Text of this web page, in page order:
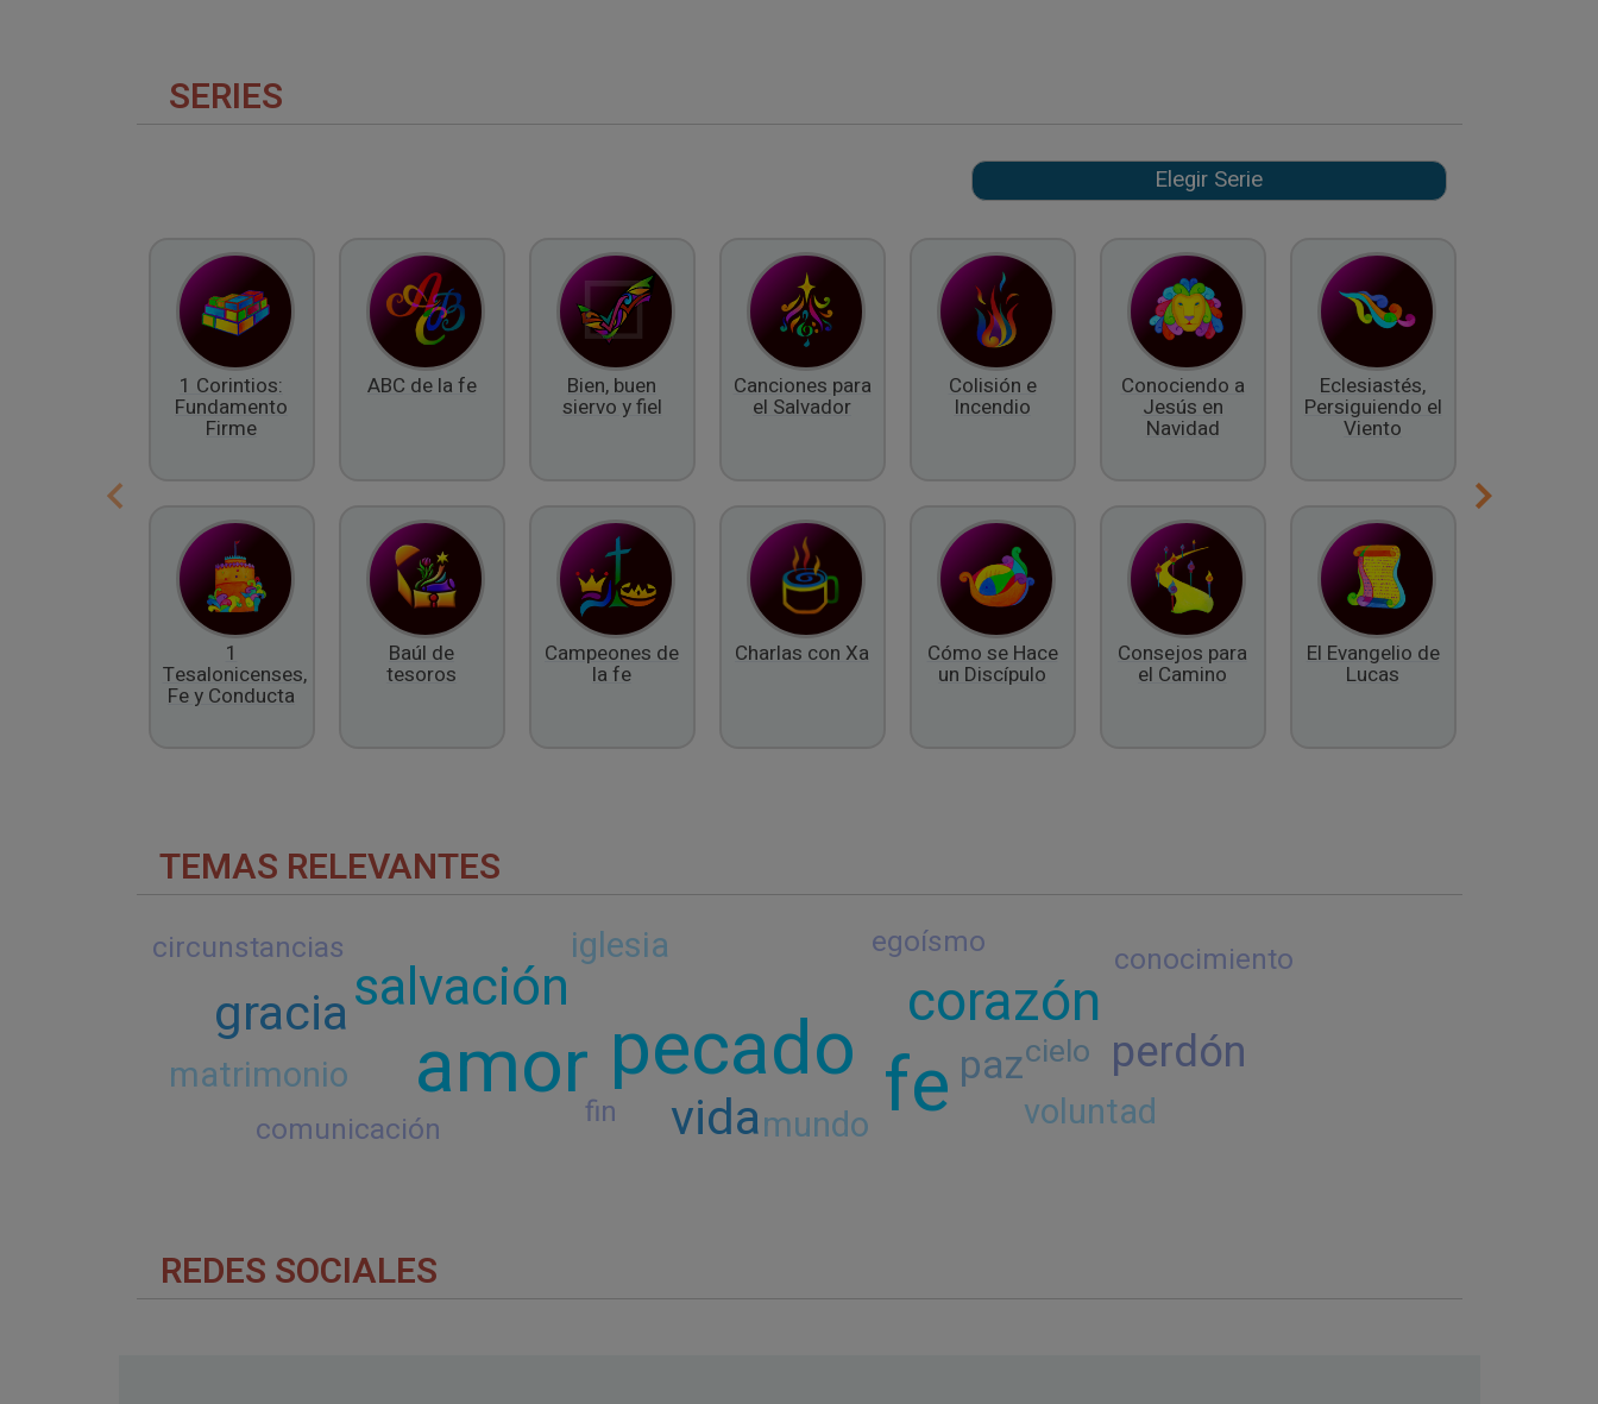
SERIES
1 Corintios:
Fundamento
Firme
1
Tesalonicenses,
Fe y Conducta
ABC de la fe
Baúl de
tesoros
Bien, buen
siervo y fiel
Campeones de
la fe
Canciones para
el Salvador
Charlas con Xa
Colisión e
Incendio
Cómo se Hace
un Discípulo
Conociendo a
Jesús en
Navidad
Consejos para
el Camino
Eclesiastés,
Persiguiendo el
Viento
El Evangelio de
Lucas
TEMAS RELEVANTES
pecado
amor fe
corazón
salvación
vida
gracia
perdón
paz
iglesia
voluntad
matrimonio
mundo
cielo
egoísmo conocimiento
circunstancias
comunicación fin
REDES SOCIALES